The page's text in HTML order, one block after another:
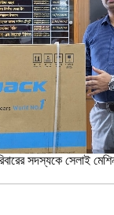
সদস্যকে সেলাই